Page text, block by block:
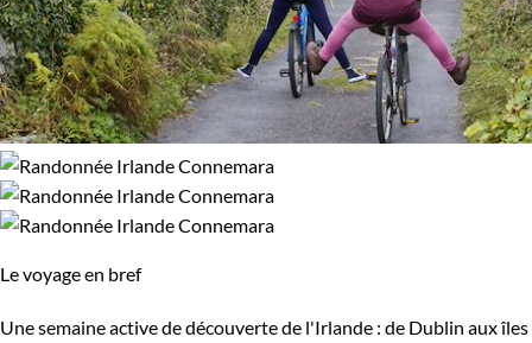
Le voyage en bref
Une semaine active de découverte de l'Irlande : de Dublin aux îles